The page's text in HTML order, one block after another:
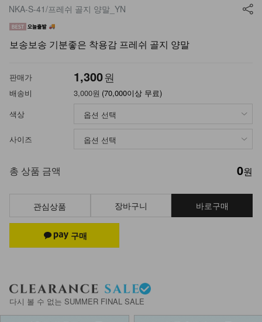
NKA-S-41/프레쉬 골지 양말_YN
보송보송 기분좋은 착용감 프레쉬 골지 양말
판매가 1,300원
배송비 3,000원 (70,000이상 무료)
색상
사이즈
총 상품 금액 0원
관심상품 장바구니 바로구매
다시 볼 수 없는 SUMMER FINAL SALE